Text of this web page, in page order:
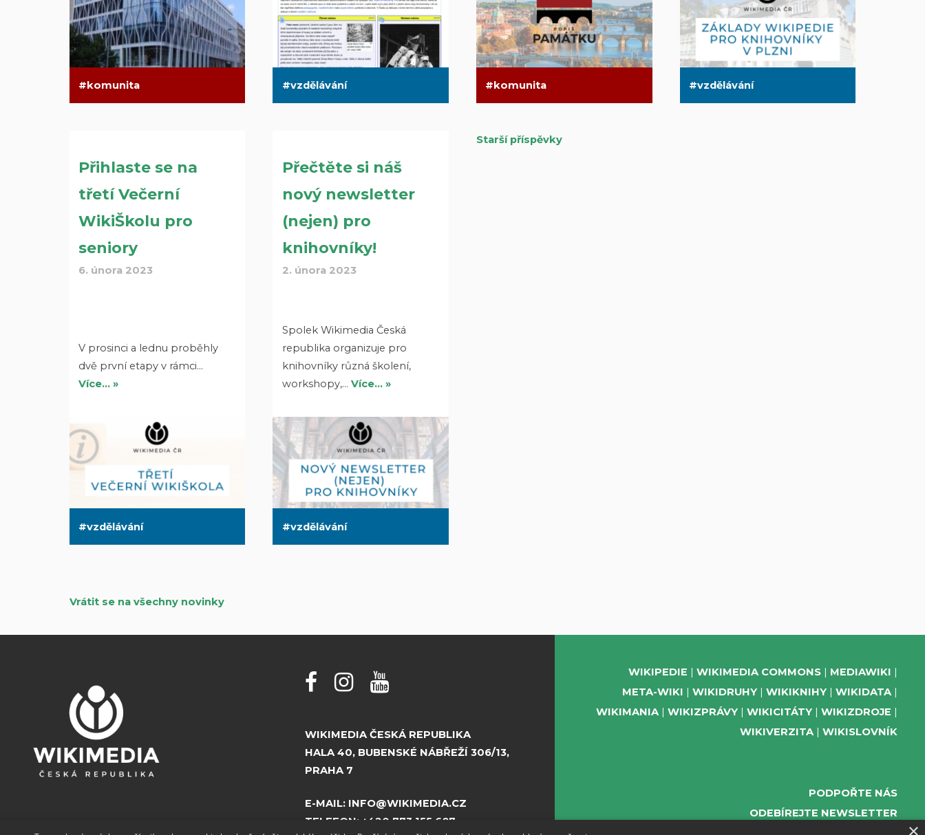
komunita vzdělávání komunita vzdělávání
Přihlaste se na
třetí Večerní
WikiŠkolu pro
seniory
6. února 2023
V prosinci a lednu proběhly
dvě první etapy v rámci…
Více… »
vzdělávání
Přečtěte si náš
nový newsletter
(nejen) pro
knihovníky!
2. února 2023
Spolek Wikimedia Česká
republika organizuje pro
knihovníky různá školení,
workshopy,… Více… »
vzdělávání
Navigace
Starší příspěvky
Vrátit se na všechny novinky
WIKIMEDIA ČESKÁ REPUBLIKA
HALA 40, BUBENSKÉ NÁBŘEŽÍ 306/13,
PRAHA 7
E-MAIL: INFO@WIKIMEDIA.CZ
TELEFON: +420 773 155 687
WIKIPEDIE WIKIMEDIA COMMONS
MEDIAWIKI
META-WIKI
WIKIDRUHY WIKIKNIHY
WIKIDATA
WIKIMANIA
WIKIZPRÁVY WIKICITÁTY
WIKIZDROJE
WIKIVERZITA
WIKISLOVNÍK
PODPOŘTE NÁS
ODEBÍREJTE NEWSLETTER